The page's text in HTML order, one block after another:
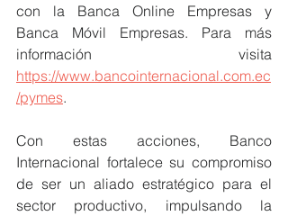
con la Banca Online Empresas y
Banca Móvil Empresas. Para más
https://www.bancointernacional.com.ec
/pymes.
Con estas acciones, Banco
Internacional fortalece su compromiso
de ser un aliado estratégico para el
sector productivo, impulsando la